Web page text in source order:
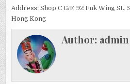
Address: Shop C G/F, 92 Fuk Wing St.,
Hong Kong
Author: admin